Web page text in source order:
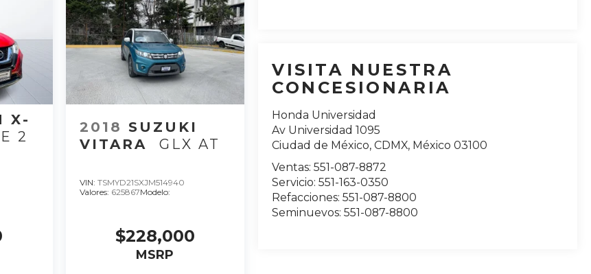
VISITA NUESTRA
CONCESIONARIA
Honda Universidad
Av Universidad 1095
Ciudad de México,CDMX, México 03100
Ventas:551-087-8872
Servicio:551-163-0350
Refacciones:551-087-8800
Seminuevos:551-087-8800
X-
2
2018 SUZUKI
VITARA
GLX AT
VIN: TSMYD21SXJM514940
Valores: 625867Modelo:
$228,000
MSRP